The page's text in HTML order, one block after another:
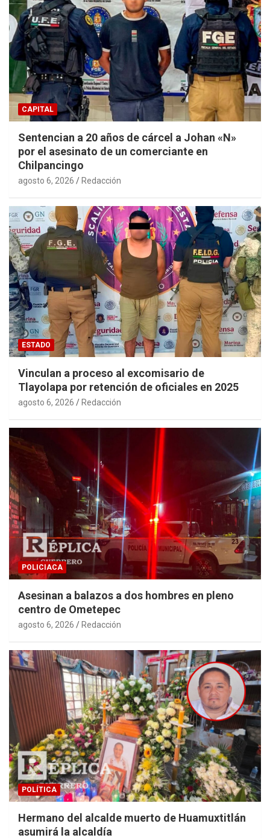
CAPITAL
Sentencian a 20 años de cárcel a Johan «N»
por el asesinato de un comerciante en
Chilpancingo
agosto 6, 2026 Redacción
ESTADO
Vinculan a proceso al excomisario de
Tlayolapa por retención de oficiales en 2025
agosto 6, 2026 Redacción
POLICIACA
Asesinan a balazos a dos hombres en pleno
centro de Ometepec
agosto 6, 2026 Redacción
POLÍTICA
Hermano del alcalde muerto de Huamuxtitlán
asumirá la alcaldía